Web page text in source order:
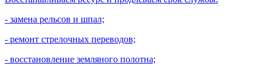
- замена рельсов и шпал;
- ремонт стрелочных переводов;
- восстановление земляного полотна;